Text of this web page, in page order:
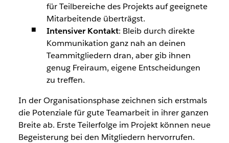
für Teilbereiche des Projekts auf geeignete
Mitarbeitende überträgst.
Intensiver Kontakt: Bleib durch direkte
Kommunikation ganz nah an deinen
Teammitgliedern dran, aber gib ihnen
genug Freiraum, eigene Entscheidungen
zu treffen.
In der Organisationsphase zeichnen sich erstmals
die Potenziale für gute Teamarbeit in ihrer ganzen
Breite ab. Erste Teilerfolge im Projekt können neue
Begeisterung bei den Mitgliedern hervorrufen.